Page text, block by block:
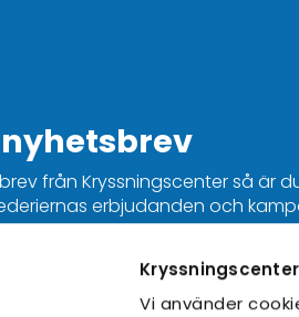
Vi använder
från Kryssningscenter så är
erbjudanden och